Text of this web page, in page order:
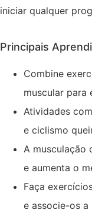
iniciar qualquer
Principais
Combine
muscular para
Atividades
e ciclismo
A musculação
e aumenta o
Faça
e associe-os a